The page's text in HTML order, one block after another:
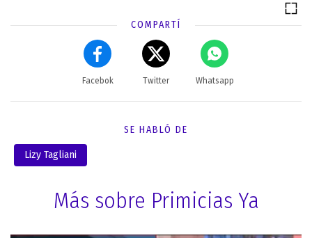
COMPARTÍ
Facebok Twitter Whatsapp
SE HABLÓ DE
Lizy Tagliani
Más sobre Primicias Ya